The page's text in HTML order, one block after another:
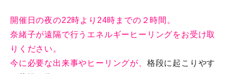
開催日の夜の22時より24時までの２時間。
奈緒子が遠隔で行うエネルギーヒーリングをお受け取
りください。
今に必要な出来事やヒーリングが、 格段に起こりやす